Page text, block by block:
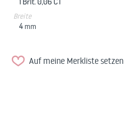
Breite
4 mm
Auf meine Merkliste setzen